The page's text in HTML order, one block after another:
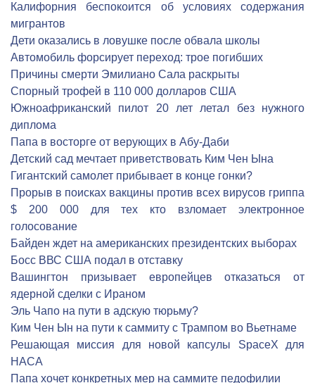
Калифорния беспокоится об условиях содержания
мигрантов
Дети оказались в ловушке после обвала школы
Автомобиль форсирует переход: трое погибших
Причины смерти Эмилиано Сала раскрыты
Спорный трофей в 110 000 долларов США
Южноафриканский пилот 20 лет летал без нужного
диплома
Папа в восторге от верующих в Абу-Даби
Детский сад мечтает приветствовать Ким Чен Ына
Гигантский самолет прибывает в конце гонки?
Прорыв в поисках вакцины против всех вирусов гриппа
$ 200 000 для тех кто взломает электронное
голосование
Байден ждет на американских президентских выборах
Босс ВВС США подал в отставку
Вашингтон призывает европейцев отказаться от
ядерной сделки с Ираном
Эль Чапо на пути в адскую тюрьму?
Ким Чен Ын на пути к саммиту с Трампом во Вьетнаме
Решающая миссия для новой капсулы SpaceX для
НАСА
Папа хочет конкретных мер на саммите педофилии